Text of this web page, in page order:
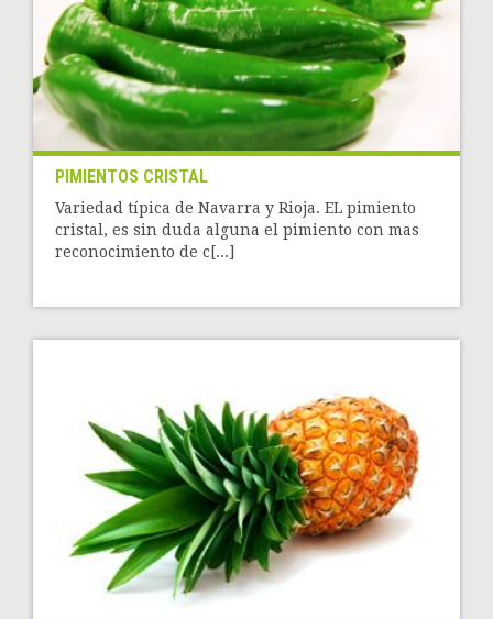
PIMIENTOS CRISTAL
Variedad típica de Navarra y Rioja. EL pimiento
cristal, es sin duda alguna el pimiento con mas
reconocimiento de c[...]